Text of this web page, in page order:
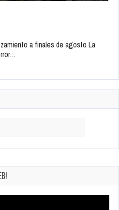
a finales de agosto La